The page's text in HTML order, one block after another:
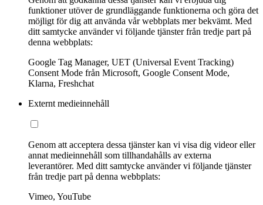
funktioner utöver de grundläggande funktionerna och göra det
möjligt för dig att använda vår webbplats mer bekvämt. Med
ditt samtycke använder vi följande tjänster från tredje part på
denna webbplats:
Google Tag Manager, UET (Universal Event Tracking)
Consent Mode från Microsoft, Google Consent Mode,
Klarna, Freshchat
Externt medieinnehåll
Genom att acceptera dessa tjänster kan vi visa dig videor eller
annat medieinnehåll som tillhandahålls av externa
leverantörer. Med ditt samtycke använder vi följande tjänster
från tredje part på denna webbplats:
Vimeo, YouTube